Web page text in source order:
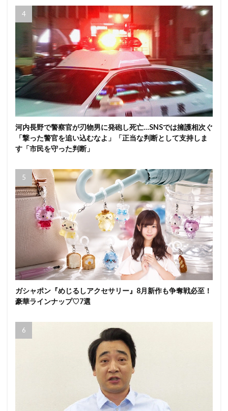
河内長野で警察官が刃物男に発砲し死亡…SNSでは擁護相次ぐ
「撃った警官を追い込むなよ」「正当な判断として支持しま
す「市民を守った判断」
ガシャポン『めじるしアクセサリー』8月新作も争奪戦必至！
豪華ラインナップ♡7選